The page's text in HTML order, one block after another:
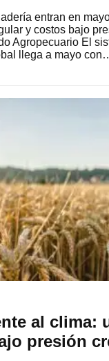
entran en
y costos bajo
Agropecuario El
llega a mayo
al clima:
presión